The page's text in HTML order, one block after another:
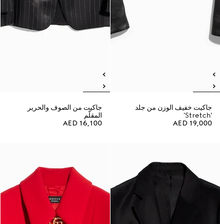
جاكيت خفيف الوزن من جلد
'Stretch'
AED 19,000
جاكيت من الصوف والحرير
المقلّم
AED 16,100